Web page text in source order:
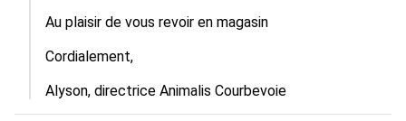
Au plaisir de vous revoir en magasin
Cordialement,
Alyson, directrice Animalis Courbevoie